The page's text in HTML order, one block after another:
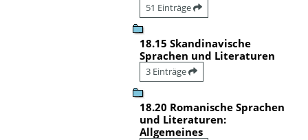
51 Einträge
18.15 Skandinavische
Sprachen und Literaturen
3 Einträge
18.20 Romanische Sprachen
und Literaturen:
Allgemeines